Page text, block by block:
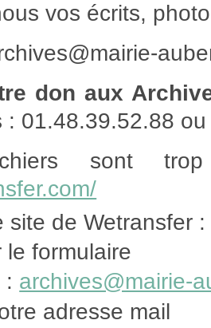
vos écrits,
don aux
: 01.48.39.52.88
sont
site de Wetransfer
le formulaire
: archives@mairie-
adresse mail